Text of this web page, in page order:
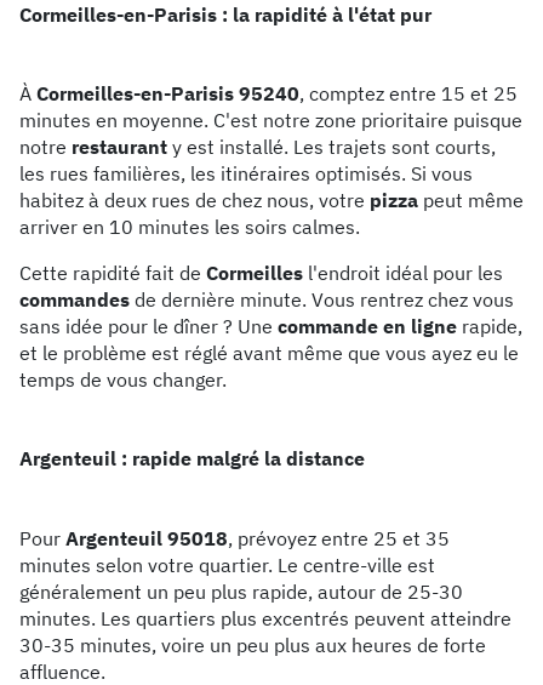
Cormeilles-en-Parisis : la rapidité à l'état pur
À Cormeilles-en-Parisis 95240, comptez entre 15 et 25
minutes en moyenne. C'est notre zone prioritaire puisque
notre restaurant y est installé. Les trajets sont courts,
les rues familières, les itinéraires optimisés. Si vous
habitez à deux rues de chez nous, votre pizza peut même
arriver en 10 minutes les soirs calmes.
Cette rapidité fait de Cormeilles l'endroit idéal pour les
commandes de dernière minute. Vous rentrez chez vous
sans idée pour le dîner ? Une commande en ligne rapide,
et le problème est réglé avant même que vous ayez eu le
temps de vous changer.
Argenteuil : rapide malgré la distance
Pour Argenteuil 95018, prévoyez entre 25 et 35
minutes selon votre quartier. Le centre-ville est
généralement un peu plus rapide, autour de 25-30
minutes. Les quartiers plus excentrés peuvent atteindre
30-35 minutes, voire un peu plus aux heures de forte
affluence.